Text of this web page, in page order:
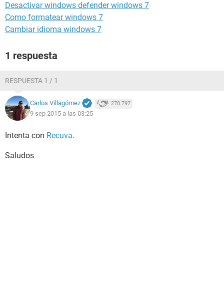
Desactivar windows defender windows 7
Como formatear windows 7
Cambiar idioma windows 7
1 respuesta
RESPUESTA 1 / 1
Carlos Villagómez 278.797
9 sep 2015 a las 03:25
Intenta con Recuva.
Saludos